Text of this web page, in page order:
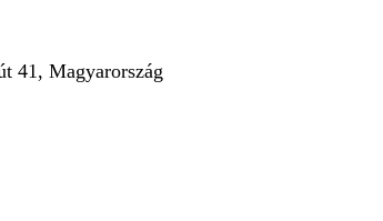
41, Magyarország